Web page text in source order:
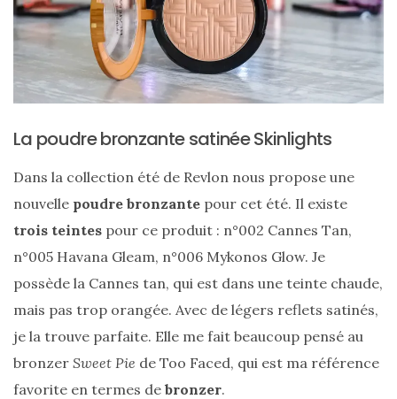
shopping
(43)
ARCHIVES
La poudre bronzante satinée Skinlights
Dans la collection été de Revlon nous propose une
nouvelle poudre bronzante pour cet été. Il existe
trois teintes pour ce produit : n°002 Cannes Tan,
n°005 Havana Gleam, n°006 Mykonos Glow. Je
possède la Cannes tan, qui est dans une teinte chaude,
mais pas trop orangée. Avec de légers reflets satinés,
je la trouve parfaite. Elle me fait beaucoup pensé au
bronzer Sweet Pie de Too Faced, qui est ma référence
favorite en termes de bronzer.